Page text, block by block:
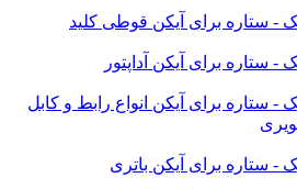
قوطی کلید
آداپتور
انواع رابط و کابل
باتری